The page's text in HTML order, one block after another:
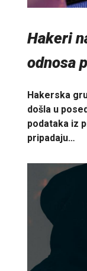
Hakeri
odnosa
Hakerska
došla u
podataka iz
pripadaju…